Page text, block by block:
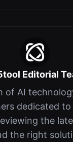
Editorial
of AI
dedicated
the
the right